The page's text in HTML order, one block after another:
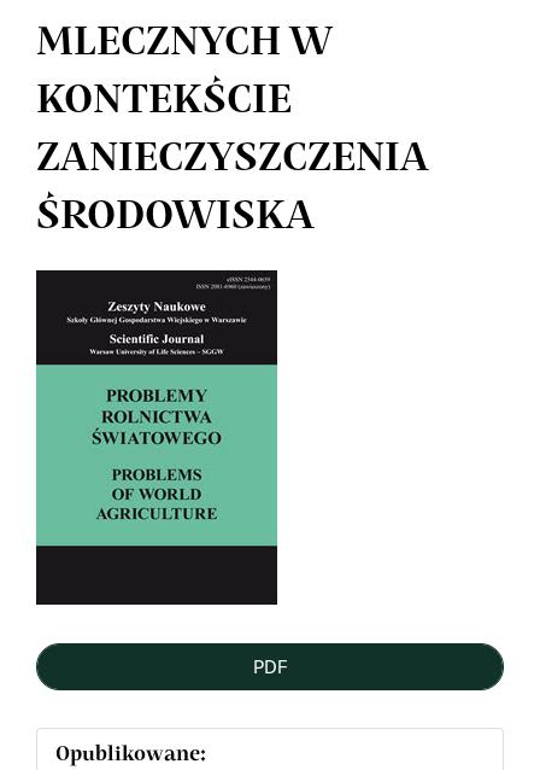
MLECZNYCH W
KONTEKŚCIE
ZANIECZYSZCZENIA
ŚRODOWISKA
Article
Sidebar
PDF
Opublikowane: